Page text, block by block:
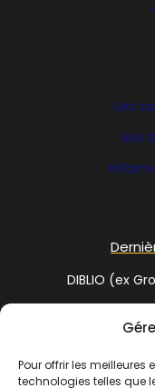
Pour offrir les meilleures
technologies telles que
Les
Nos
DIBLIO (ex